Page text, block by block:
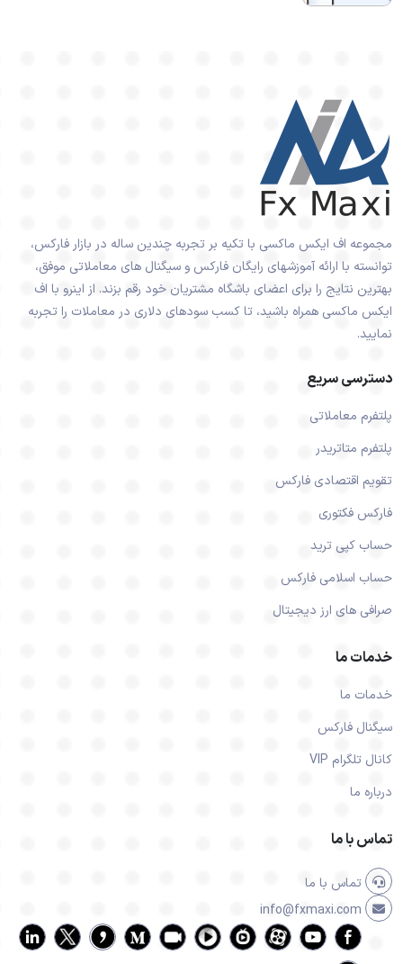
مجموعه اف ایکس ماکسی با تکیه بر تجربه چندین ساله در بازار فارکس،
توانسته با ارائه آموزشهای رایگان فارکس و سیگنال های معاملاتی موفق،
بهترین نتایج را برای اعضای باشگاه مشتریان خود رقم بزند. از اینرو با اف
ایکس ماکسی همراه باشید، تا کسب سودهای دلاری در معاملات را تجربه
نمایید.
دسترسی سریع
پلتفرم معاملاتی
پلتفرم متاتریدر
تقویم اقتصادی فارکس
فارکس فکتوری
حساب کپی ترید
حساب اسلامی فارکس
صرافی های ارز دیجیتال
خدمات ما
خدمات ما
سیگنال فارکس
کانال تلگرام VIP
درباره ما
تماس با ما
تماس با ما